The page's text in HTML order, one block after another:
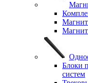
Блоки
систем